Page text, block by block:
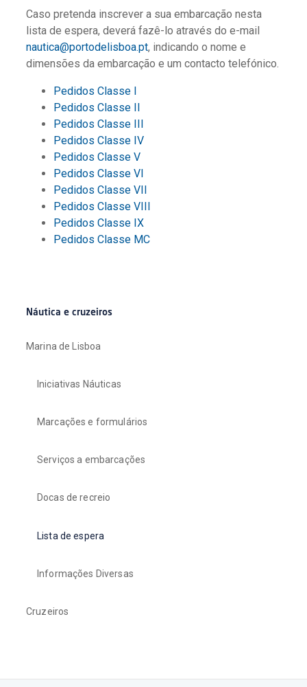
Caso pretenda inscrever a sua embarcação nesta
lista de espera, deverá fazê-lo através do e-mail
nautica@portodelisboa.pt, indicando o nome e
dimensões da embarcação e um contacto telefónico.
Pedidos Classe I
Pedidos Classe II
Pedidos Classe III
Pedidos Classe IV
Pedidos Classe V
Pedidos Classe VI
Pedidos Classe VII
Pedidos Classe VIII
Pedidos Classe IX
Pedidos Classe MC
Náutica e cruzeiros
Marina de Lisboa
Iniciativas Náuticas
Marcações e formulários
Serviços a embarcações
Docas de recreio
Lista de espera
Informações Diversas
Cruzeiros